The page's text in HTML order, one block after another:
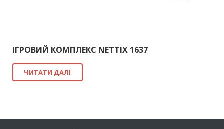
ІГРОВИЙ КОМПЛЕКС NETTIX 1637
ЧИТАТИ ДАЛІ